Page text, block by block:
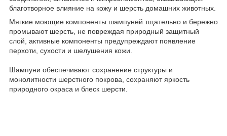
благотворное влияние на кожу и шерсть домашних животных.
Мягкие моющие компоненты шампуней тщательно и бережно
промывают шерсть, не повреждая природный защитный
слой, активные компоненты предупреждают появление
перхоти, сухости и шелушения кожи.
Шампуни обеспечивают сохранение структуры и
монолитности шерстного покрова, сохраняют яркость
природного окраса и блеск шерсти.